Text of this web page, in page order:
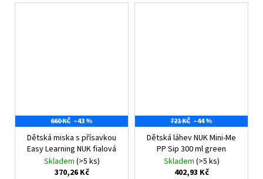
660 KČ –43 %
Dětská miska s přísavkou
Easy Learning NUK fialová
Skladem (>5 ks)
370,26 Kč
721 KČ –44 %
Dětská láhev NUK Mini-Me
PP Sip 300 ml green
Skladem (>5 ks)
402,93 Kč